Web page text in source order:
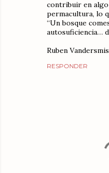
contribuir en
permacultura, lo
“Un bosque
autosuficiencia…
Ruben
RESPONDER